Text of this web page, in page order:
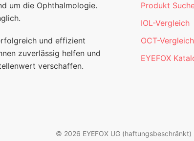
um die Ophthalmologie.
und effizient
zuverlässig helfen und
verschaffen.
Produkt
IOL-Vergleich
OCT-Vergleich
EYEFOX
© 2026 EYEFOX UG (haftungsbeschränkt)